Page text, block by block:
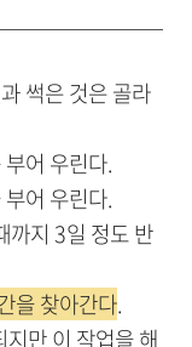
썩은 것은 골라
어 우린다.
어 우린다.
지 3일 정도 반
을 찾아간다.
만 이 작업을 해